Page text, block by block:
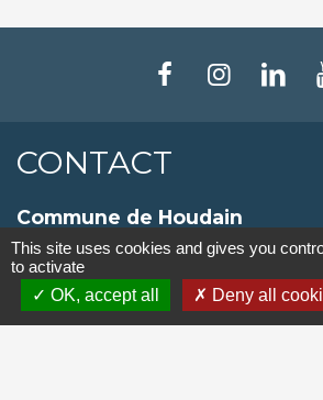
CONTACT
Commune de Houdain
8, rue Roger Salengro
62150 Houdain - FRANCE
+33 3 21 61 92 30
This site uses cookies and gives you
to activate
OK, accept all
Deny all